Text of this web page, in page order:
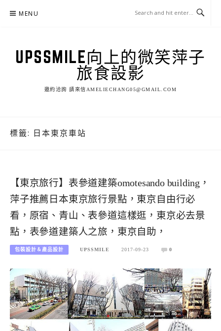
MENU
UPSSMILE向上的微笑萍子
旅食設影
邀約洽詢 請來信AMELIECHANG05@GMAIL.COM
標籤: 日本東京車站
【東京旅行】表參道建築omotesando building，
萍子推薦日本東京旅行景點，東京自由行必
看，原宿、青山、表參道這樣逛，東京必去景
點，表參道建築人之旅，東京自助，
包裝設計＆產品設計 UPSSMILE 2017-09-23 0